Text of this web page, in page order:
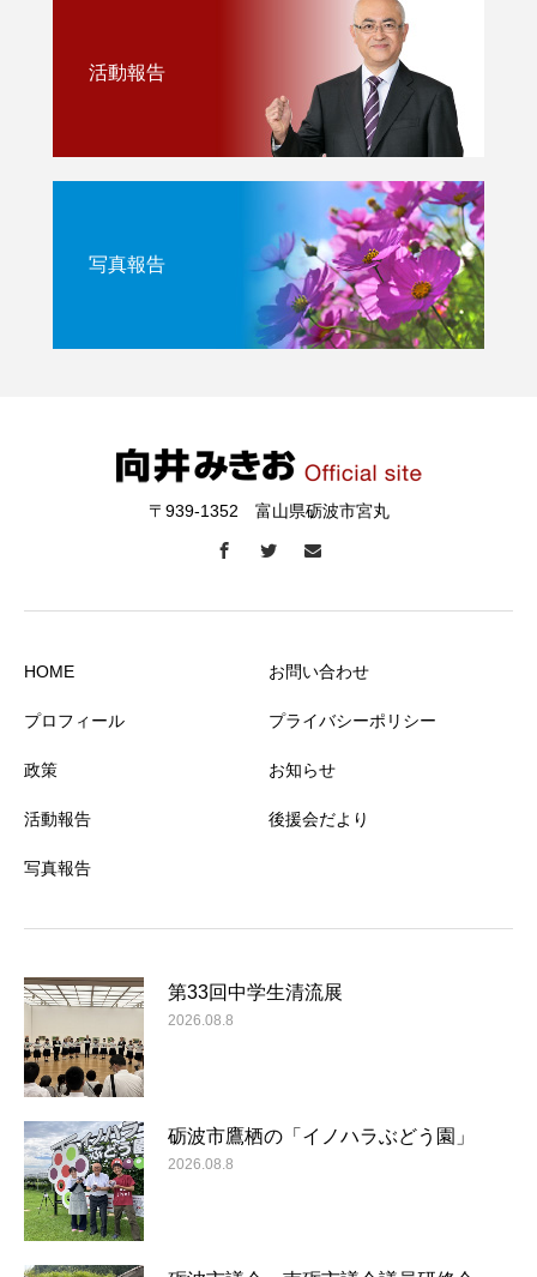
活動報告
写真報告
〒939-1352 富山県砺波市宮丸
HOME
プロフィール
政策
活動報告
写真報告
お問い合わせ
プライバシーポリシー
お知らせ
後援会だより
第33回中学生清流展
2026.08.8
砺波市鷹栖の「イノハラぶどう園」
2026.08.8